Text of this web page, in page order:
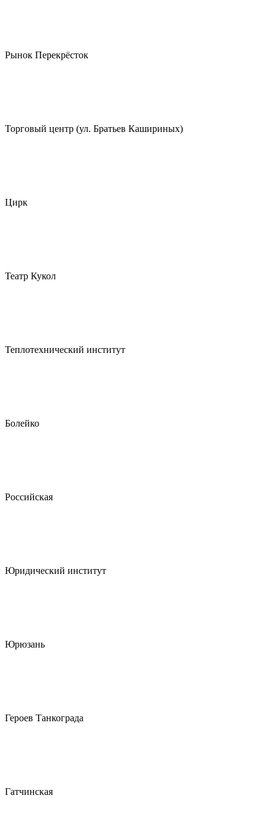
Рынок Перекрёсток
Торговый центр (ул. Братьев Кашириных)
Цирк
Театр Кукол
Теплотехнический институт
Болейко
Российская
Юридический институт
Юрюзань
Героев Танкограда
Гатчинская